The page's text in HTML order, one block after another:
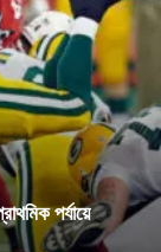
পর্যায়ে